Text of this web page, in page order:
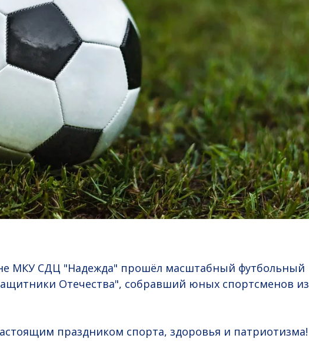
МКУ СДЦ "Надежда" прошёл масштабный футбольный
Отечества", собравший юных спортсменов из
праздником спорта, здоровья и патриотизма!